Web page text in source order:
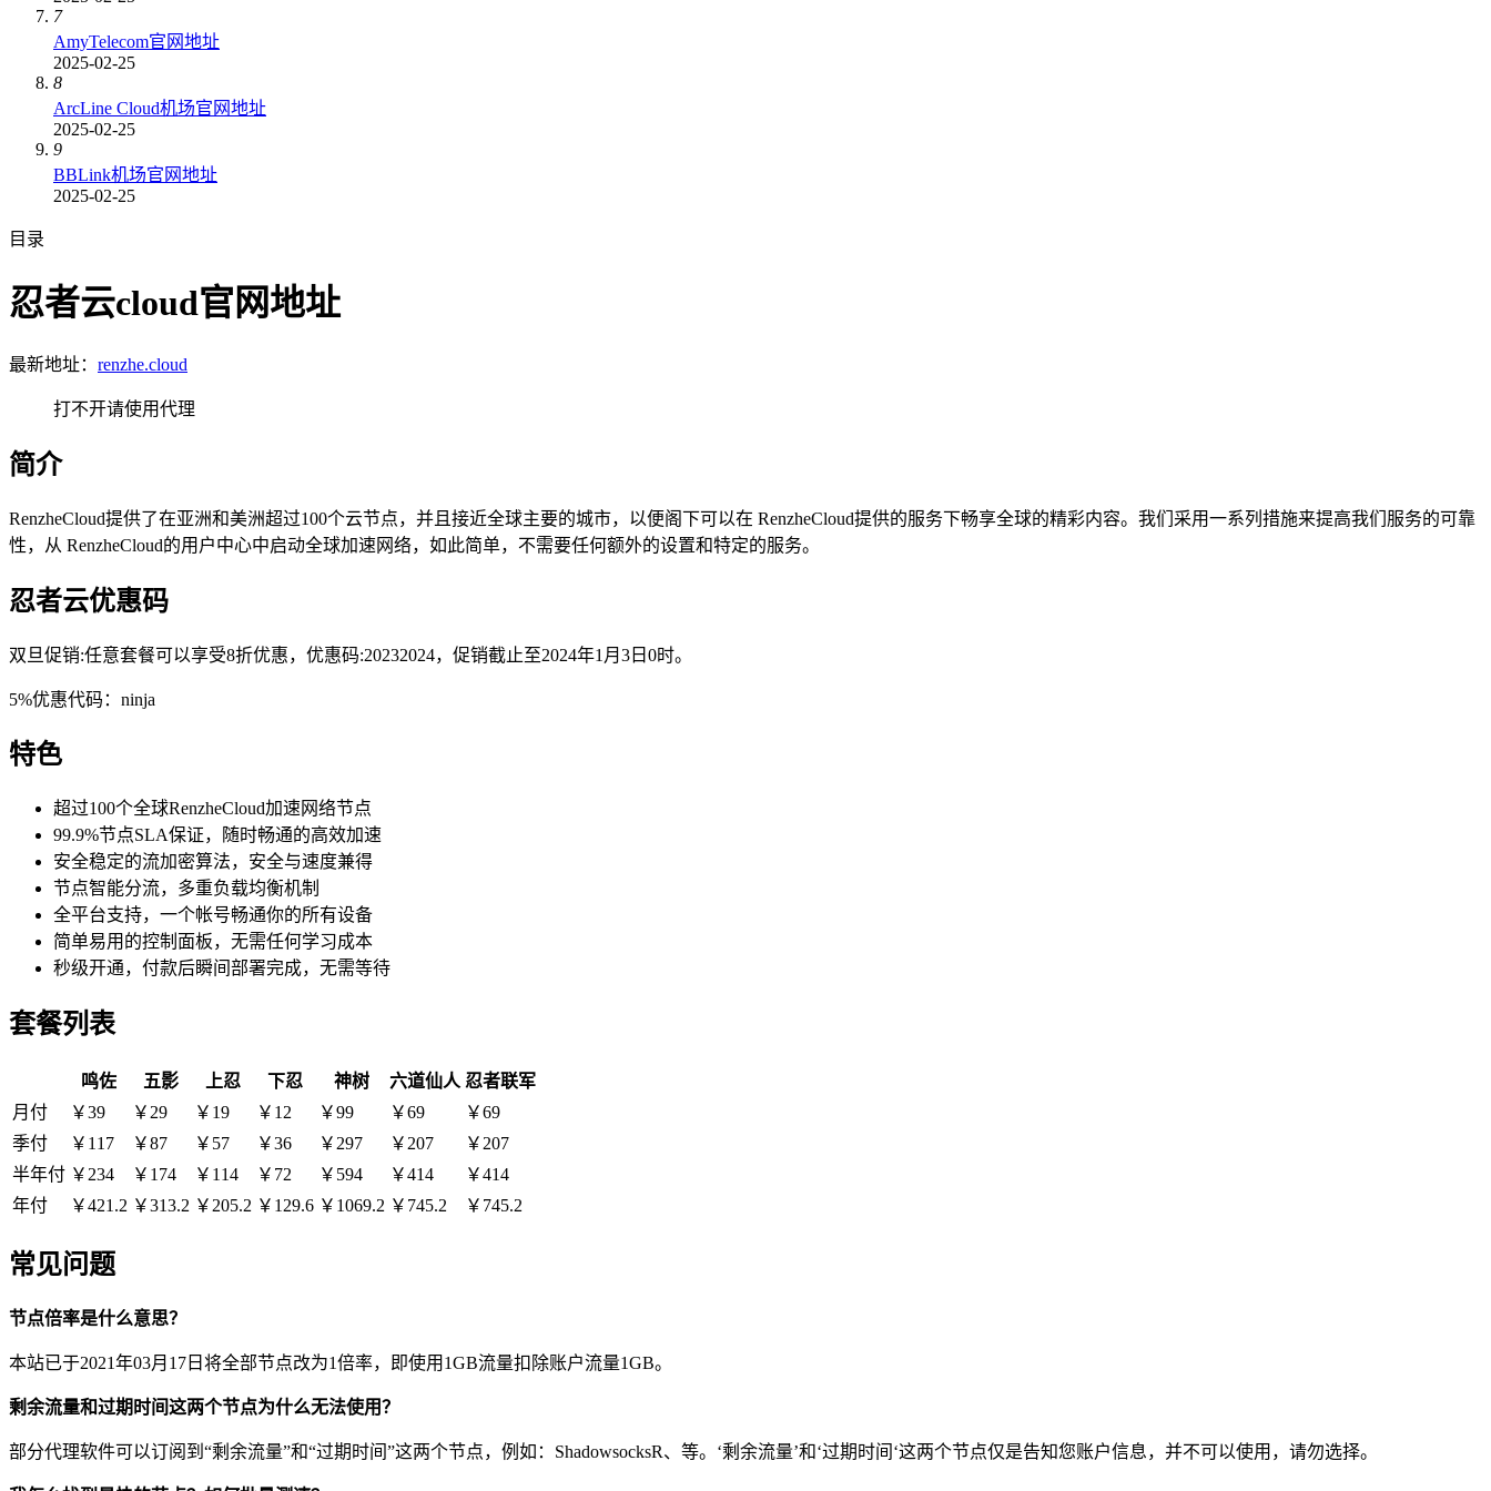
7
AmyTelecom官网地址
2025-02-25
8
ArcLine Cloud机场官网地址
2025-02-25
9
BBLink机场官网地址
2025-02-25
目录
忍者云cloud官网地址
最新地址： renzhe.cloud
打不开请使用代理
简介
RenzheCloud提供了在亚洲和美洲超过100个云节点，并且接近全球主要的城市，以便阁下可以在 RenzheCloud提供的服务下畅享全球的精彩内容。我们采用一系列措施来提高我们服务的可靠
性，从 RenzheCloud的用户中心中启动全球加速网络，如此简单，不需要任何额外的设置和特定的服务。
忍者云优惠码
双旦促销:任意套餐可以享受8折优惠，优惠码:20232024，促销截止至2024年1月3日0时。
5%优惠代码：ninja
特色
超过100个全球RenzheCloud加速网络节点
99.9%节点SLA保证，随时畅通的高效加速
安全稳定的流加密算法，安全与速度兼得
节点智能分流，多重负载均衡机制
全平台支持，一个帐号畅通你的所有设备
简单易用的控制面板，无需任何学习成本
秒级开通，付款后瞬间部署完成，无需等待
套餐列表
鸣佐 五影 上忍 下忍 神树 六道仙人 忍者联军
月付
￥39 ￥29 ￥19 ￥12 ￥99 ￥69
￥69
季付
￥117 ￥87 ￥57 ￥36 ￥297 ￥207
￥207
半年付 ￥234 ￥174 ￥114 ￥72 ￥594 ￥414
￥414
年付
￥421.2 ￥313.2 ￥205.2 ￥129.6 ￥1069.2 ￥745.2 ￥745.2
常见问题
节点倍率是什么意思？
本站已于2021年03月17日将全部节点改为1倍率，即使用1GB流量扣除账户流量1GB。
剩余流量和过期时间这两个节点为什么无法使用？
部分代理软件可以订阅到“剩余流量”和“过期时间”这两个节点，例如：ShadowsocksR、等。‘剩余流量’和‘过期时间‘这两个节点仅是告知您账户信息，并不可以使用，请勿选择。